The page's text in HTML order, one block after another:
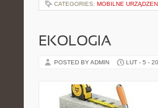
CATEGORIES: MOBILNE
EKOLOGIA
POSTED BY ADMIN LUT - 5 -